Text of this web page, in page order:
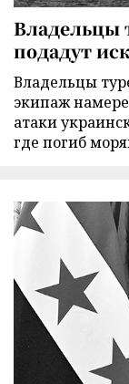
Владельцы
подадут
Владельцы
экипаж
атаки
где погиб